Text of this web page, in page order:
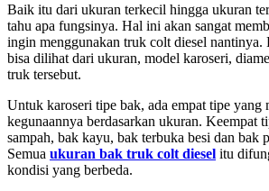
Baik itu dari ukuran terkecil hingga ukuran
tahu apa fungsinya. Hal ini akan sangat
ingin menggunakan truk colt diesel nantinya.
bisa dilihat dari ukuran, model karoseri,
truk tersebut.
Untuk karoseri tipe bak, ada empat tipe yang
kegunaannya berdasarkan ukuran. Keempat
sampah, bak kayu, bak terbuka besi dan bak
Semua ukuran bak truk colt diesel itu
kondisi yang berbeda.